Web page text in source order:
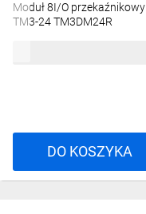
Moduł 8I/O przekaźnikowy
TM3-24 TM3DM24R
DO KOSZYKA